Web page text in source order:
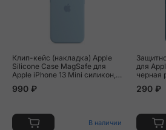
Клип-кейс (накладка) Apple
Silicone Case MagSafe для
Apple iPhone 13 Mini силикон,
990 ₽
В наличии
для
черная
290 ₽